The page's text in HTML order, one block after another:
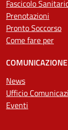
Fascicolo
Prenotazioni
Pronto Soccorso
Come fare per
COMUNICAZIONE
News
Ufficio
Eventi